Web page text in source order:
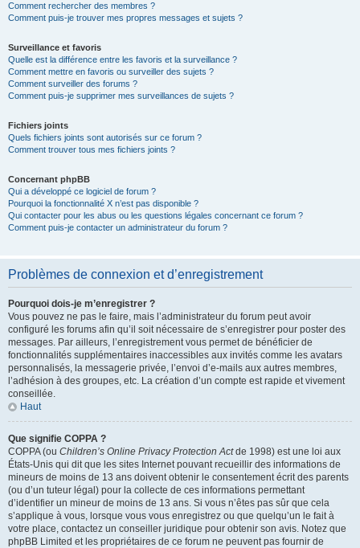
Comment rechercher des membres ?
Comment puis-je trouver mes propres messages et sujets ?
Surveillance et favoris
Quelle est la différence entre les favoris et la surveillance ?
Comment mettre en favoris ou surveiller des sujets ?
Comment surveiller des forums ?
Comment puis-je supprimer mes surveillances de sujets ?
Fichiers joints
Quels fichiers joints sont autorisés sur ce forum ?
Comment trouver tous mes fichiers joints ?
Concernant phpBB
Qui a développé ce logiciel de forum ?
Pourquoi la fonctionnalité X n’est pas disponible ?
Qui contacter pour les abus ou les questions légales concernant ce forum ?
Comment puis-je contacter un administrateur du forum ?
Problèmes de connexion et d’enregistrement
Pourquoi dois-je m’enregistrer ?
Vous pouvez ne pas le faire, mais l’administrateur du forum peut avoir
configuré les forums afin qu’il soit nécessaire de s’enregistrer pour poster des
messages. Par ailleurs, l’enregistrement vous permet de bénéficier de
fonctionnalités supplémentaires inaccessibles aux invités comme les avatars
personnalisés, la messagerie privée, l’envoi d’e-mails aux autres membres,
l’adhésion à des groupes, etc. La création d’un compte est rapide et vivement
conseillée.
Haut
Que signifie COPPA ?
COPPA (ou Children’s Online Privacy Protection Actde 1998) est une loi aux
États-Unis qui dit que les sites Internet pouvant recueillir des informations de
mineurs de moins de 13 ans doivent obtenir le consentement écrit des parents
(ou d’un tuteur légal) pour la collecte de ces informations permettant
d’identifier un mineur de moins de 13 ans. Si vous n’êtes pas sûr que cela
s’applique à vous, lorsque vous vous enregistrez ou que quelqu’un le fait à
votre place, contactez un conseiller juridique pour obtenir son avis. Notez que
phpBB Limited et les propriétaires de ce forum ne peuvent pas fournir de